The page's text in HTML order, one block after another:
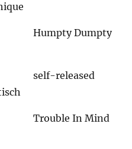
Humpty Dumpty
self-released
Trouble In Mind